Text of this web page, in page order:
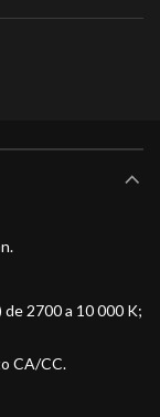
2700 a 10 000 K;
CA/CC.